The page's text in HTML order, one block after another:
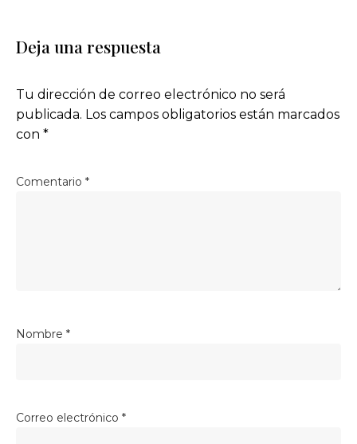
Deja una respuesta
Tu dirección de correo electrónico no será
publicada. Los campos obligatorios están marcados
con *
Comentario *
Nombre *
Correo electrónico *